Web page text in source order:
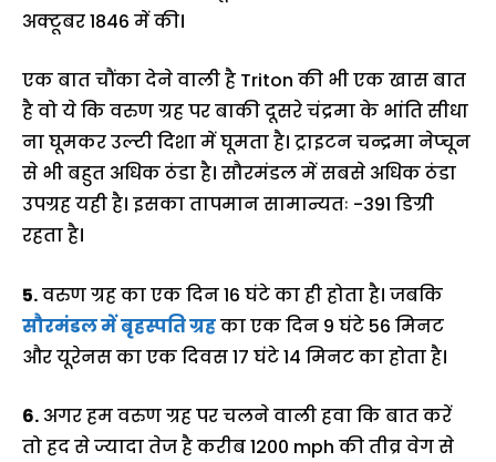
अक्टूबर 1846 में की।
एक बात चौंका देने वाली है Triton की भी एक खास बात
है वो ये कि वरुण ग्रह पर बाकी दूसरे चंद्रमा के भांति सीधा
ना घूमकर उल्टी दिशा में घूमता है। ट्राइटन चन्द्रमा नेप्चून
से भी बहुत अधिक ठंडा है। सौरमंडल में सबसे अधिक ठंडा
उपग्रह यही है। इसका तापमान सामान्यतः -391 डिग्री
रहता है।
5.वरुण ग्रह का एक दिन 16 घंटे का ही होता है। जबकि
सौरमंडल मेंबृहस्पति ग्रहका एक दिन 9 घंटे 56 मिनट
और यूरेनस का एक दिवस 17 घंटे 14 मिनट का होता है।
6. अगर हम वरुण ग्रह पर चलने वाली हवा कि बात करें
तो हद से ज्यादा तेज है करीब 1200 mph की तीव्र वेग से